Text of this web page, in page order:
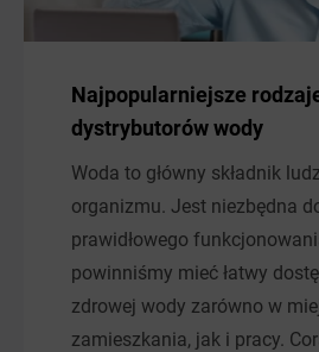
Najpopularniejsze
dystrybutorów wody
Woda to główny składnik
organizmu. Jest niezbędna
prawidłowego
powinniśmy mieć łatwy
zdrowej wody zarówno w
zamieszkania, jak i pracy.